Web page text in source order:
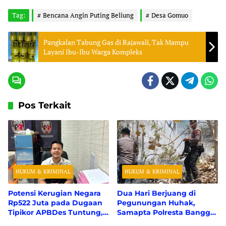
Tag: Bencana Angin Puting Beliung Desa Gomuo
Pangkalan Tabung Gas di Rajawali, Tak Mampu
Layani Ibu-Ibu Warga Kompleks
Pos Terkait
HUKUM & KRIMINAL
Potensi Kerugian Negara
Rp522 Juta pada Dugaan
Tipikor APBDes Tuntung,
HUKUM & KRIMINAL
Dua Hari Berjuang di
Pegunungan Huhak,
Samapta Polresta Banggai